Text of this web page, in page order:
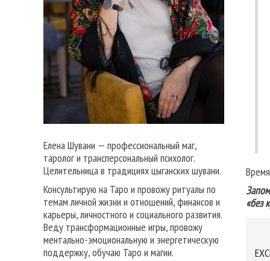
«без
Елена Шувани — профессиональный маг,
таролог и трансперсональный психолог.
Целительница в традициях цыганских шувани.
Консультирую на Таро и провожу ритуалы по
темам личной жизни и отношений, финансов и
карьеры, личностного и социального развития.
Веду трансформационные игры, провожу
ментально-эмоциональную и энергетическую
поддержку, обучаю Таро и магии.